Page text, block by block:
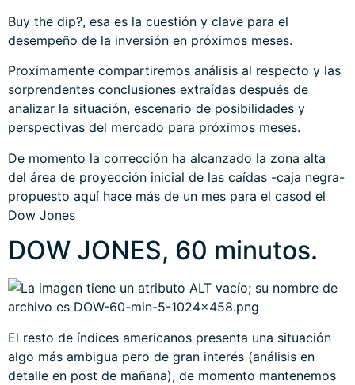
Buy the dip?, esa es la cuestión y clave para el
desempeño de la inversión en próximos meses.
Proximamente compartiremos análisis al respecto y las
sorprendentes conclusiones extraídas después de
analizar la situación, escenario de posibilidades y
perspectivas del mercado para próximos meses.
De momento la corrección ha alcanzado la zona alta
del área de proyección inicial de las caídas -caja negra-
propuesto aquí hace más de un mes para el casod el
Dow Jones
DOW JONES, 60 minutos.
El resto de índices americanos presenta una situación
algo más ambigua pero de gran interés (análisis en
detalle en post de mañana), de momento mantenemos